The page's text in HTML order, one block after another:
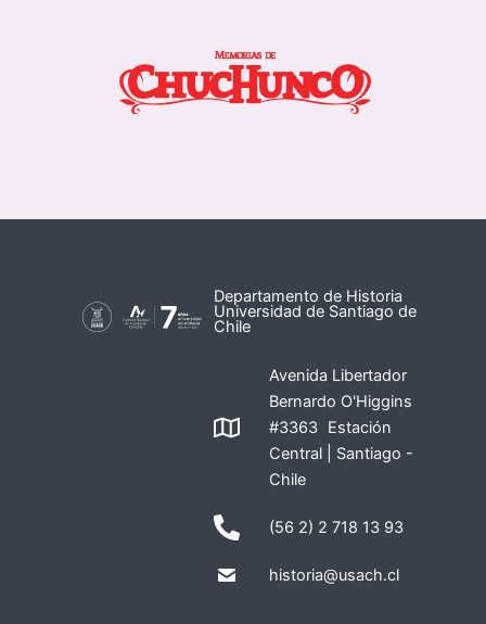
Departamento de Historia
Universidad de Santiago de
Chile
Avenida Libertador
Bernardo O'Higgins
#3363 Estación
Central | Santiago -
Chile
(56 2) 2 718 13 93
historia@usach.cl